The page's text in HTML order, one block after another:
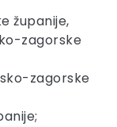
županije,
zagorske
zagorske